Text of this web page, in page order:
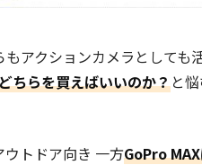
もアクションカメラとしても
ちらを買えばいいのか？と
ウトドア向き 一方GoPro